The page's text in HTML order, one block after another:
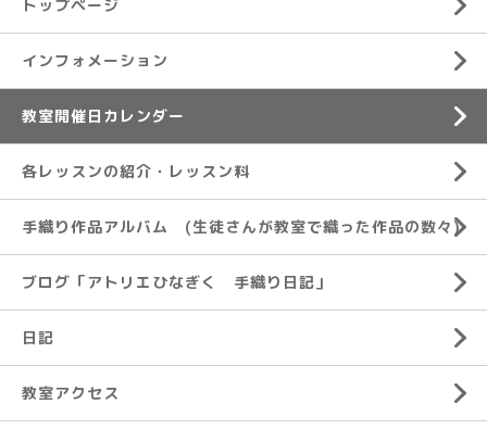
トップページ
インフォメーション
教室開催日カレンダー
各レッスンの紹介・レッスン料
手織り作品アルバム (生徒さんが教室で織った作品の数々)
ブログ「アトリエひなぎく 手織り日記」
日記
教室アクセス